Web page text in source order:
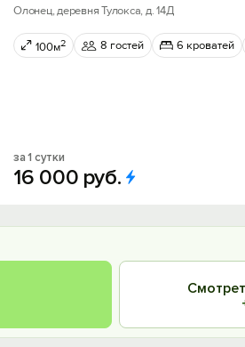
Олонец, деревня Тулокса, д. 14Д
100м2 8 гостей 6 кроватей
за 1 сутки
16 000 руб.